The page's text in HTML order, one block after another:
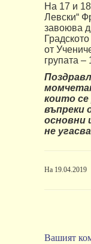
На 17 и 18
Левски“
завоюва
Градското
от
групата –
които се
въпреки
основни
не угасва
На 19.04.2019
Вашият